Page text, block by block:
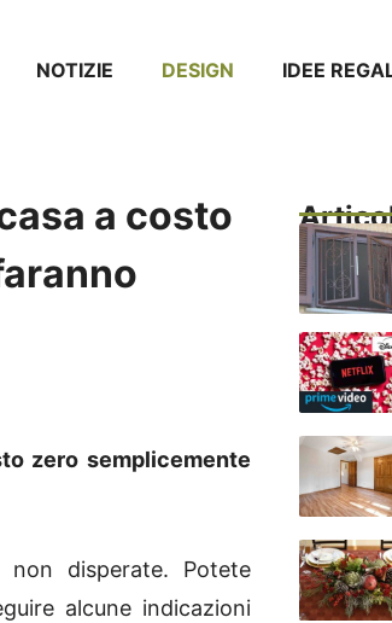
NOTIZIE DESIGN IDEE
a costo
zero semplicemente
disperate. Potete
alcune indicazioni